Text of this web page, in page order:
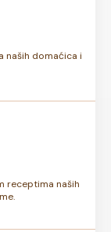
sto u istoj
naših domaćica i
receptima naših